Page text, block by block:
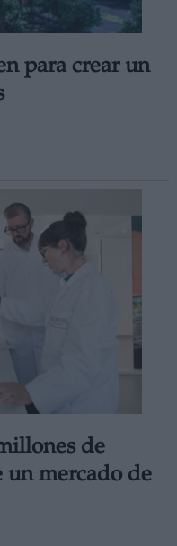
para crear un
de
un mercado de